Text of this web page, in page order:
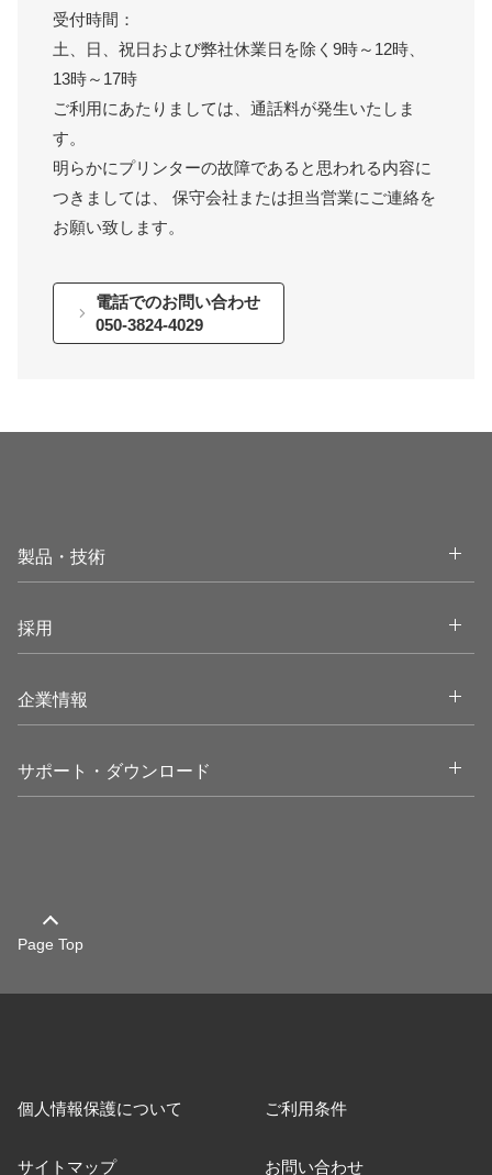
受付時間：
土、日、祝日および弊社休業日を除く9時～12時、
13時～17時
ご利用にあたりましては、通話料が発生いたしま
す。
明らかにプリンターの故障であると思われる内容に
つきましては、 保守会社または担当営業にご連絡を
お願い致します。
電話でのお問い合わせ
050-3824-4029
製品・技術Open
採用
企業情報
サポート・ダウンロード
Page Top
個人情報保護について ご利用条件
サイトマップ お問い合わせ